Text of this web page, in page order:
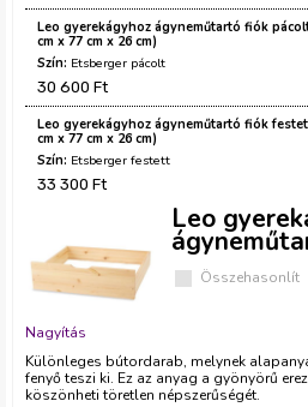
Leo gyerekágyhoz ágyneműtartó fiók
cm x 77 cm x 26 cm)
Etsberger pácolt
30 600 Ft
Leo gyerekágyhoz ágyneműtartó fiók
cm x 77 cm x 26 cm)
Etsberger festett
33 300 Ft
Nagyítás
Leo
Összehasonlít
Különleges bútordarab, melynek
fenyő teszi ki. Ez az anyag a gyönyörű
köszönheti töretlen népszerűségét.